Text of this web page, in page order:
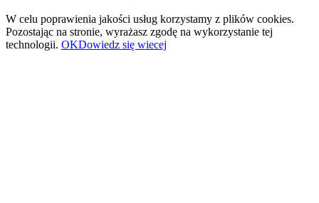
W celu poprawienia jakości usług korzystamy z plików cookies.
Pozostając na stronie, wyrażasz zgodę na wykorzystanie tej
technologii. OKDowiedz się wiecej